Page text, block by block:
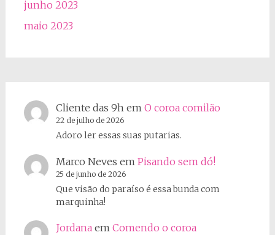
junho 2023
maio 2023
Cliente das 9hem O coroa comilão
22 de julho de 2026
Adoro ler essas suas putarias.
Marco Neves em Pisando sem dó!
25 de junho de 2026
Que visão do paraíso é essa bunda com
marquinha!
Jordanaem Comendo o coroa